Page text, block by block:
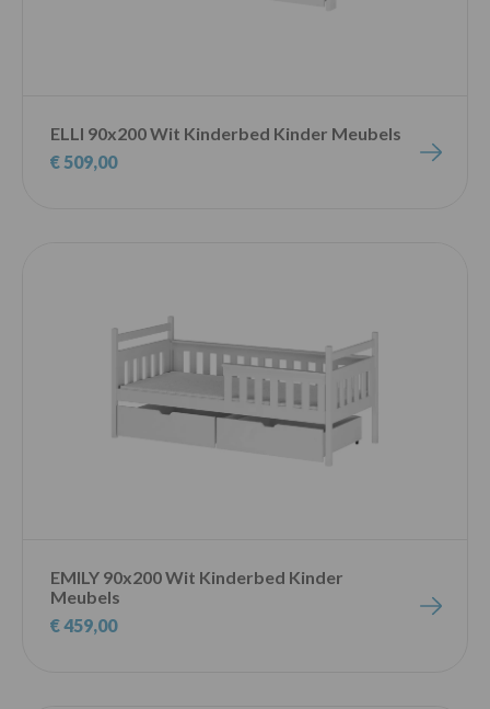
ELLI 90x200 Wit Kinderbed Kinder Meubels
€ 509,00
EMILY 90x200 Wit Kinderbed Kinder
Meubels
€ 459,00